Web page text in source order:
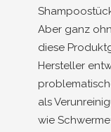
Aber ganz
diese
Hersteller
als
wie